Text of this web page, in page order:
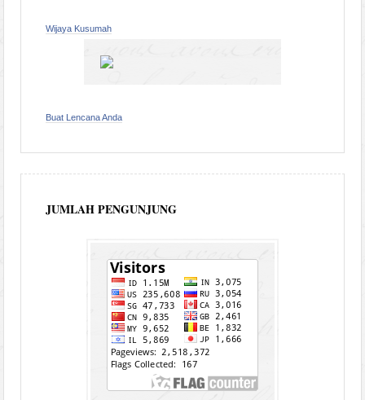
Wijaya Kusumah
Buat Lencana Anda
JUMLAH PENGUNJUNG